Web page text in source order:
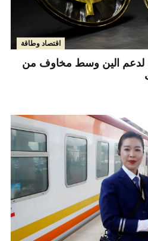
اقتصاد وطاقة
لدعم الين وسط مخاوف من